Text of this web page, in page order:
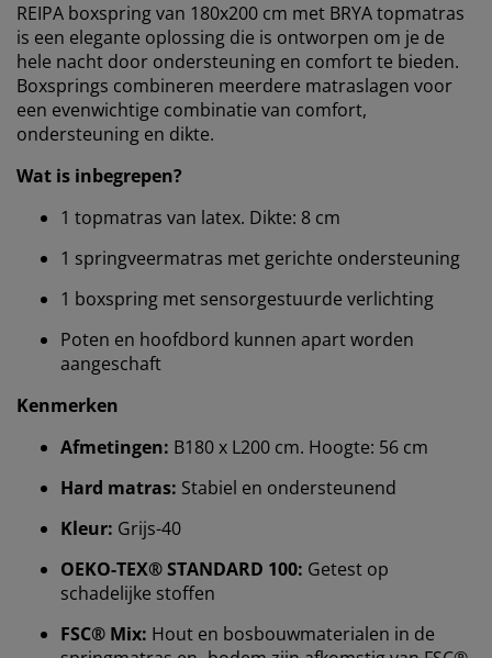
REIPA boxspring van 180x200 cm met BRYA topmatras
is een elegante oplossing die is ontworpen om je de
hele nacht door ondersteuning en comfort te bieden.
Boxsprings combineren meerdere matraslagen voor
een evenwichtige combinatie van comfort,
ondersteuning en dikte.
Wat is inbegrepen?
1 topmatras van latex. Dikte: 8 cm
1 springveermatras met gerichte ondersteuning
1 boxspring met sensorgestuurde verlichting
Poten en hoofdbord kunnen apart worden
aangeschaft
Kenmerken
Afmetingen: B180 x L200 cm. Hoogte: 56 cm
Hard matras: Stabiel en ondersteunend
Kleur: Grijs-40
OEKO-TEX® STANDARD 100: Getest op
schadelijke stoffen
FSC® Mix: Hout en bosbouwmaterialen in de
Wij personaliseren jouw ervaring